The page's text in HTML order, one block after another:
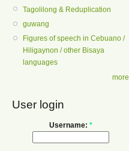
Tagolilong & Reduplication
guwang
Figures of speech in Cebuano /
Hiligaynon / other Bisaya
languages
more
User login
Username: *